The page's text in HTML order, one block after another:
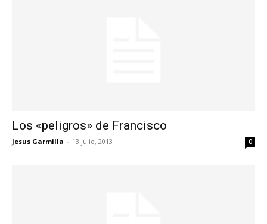
Los «peligros» de Francisco
Jesus Garmilla - 13 julio, 2013 0